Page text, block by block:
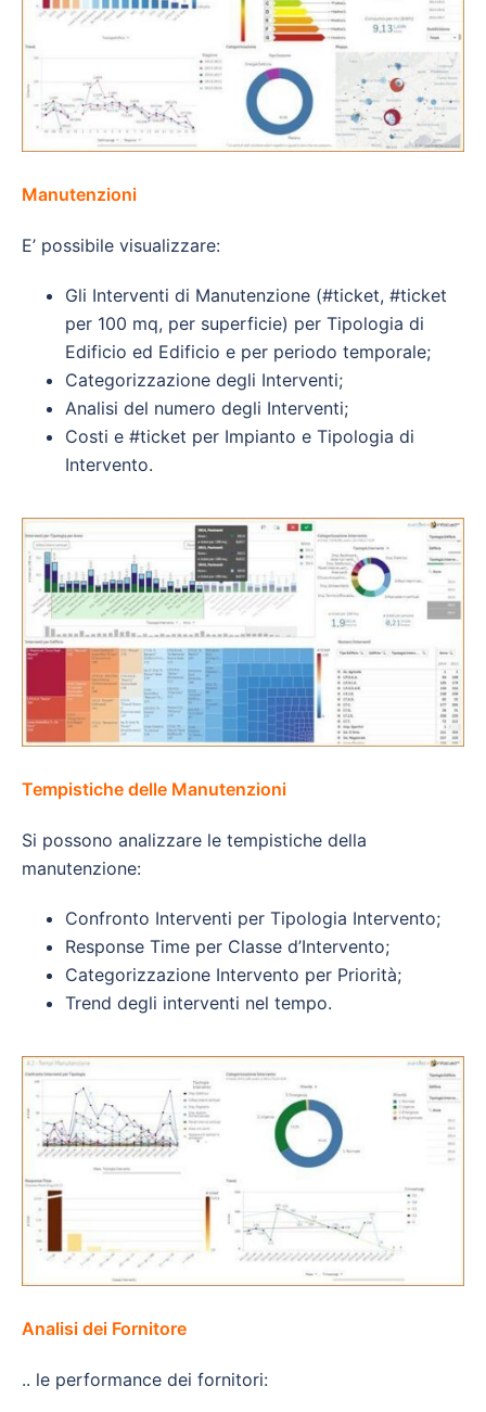
Manutenzioni
E’ possibile visualizzare:
Gli Interventi di Manutenzione (#ticket, #ticket
per 100 mq, per superficie) per Tipologia di
Edificio ed Edificio e per periodo temporale;
Categorizzazione degli Interventi;
Analisi del numero degli Interventi;
Costi e #ticket per Impianto e Tipologia di
Intervento.
Tempistiche delle Manutenzioni
Si possono analizzare le tempistiche della
manutenzione:
Confronto Interventi per Tipologia Intervento;
Response Time per Classe d’Intervento;
Categorizzazione Intervento per Priorità;
Trend degli interventi nel tempo.
Analisi dei Fornitore
.. le performance dei fornitori: